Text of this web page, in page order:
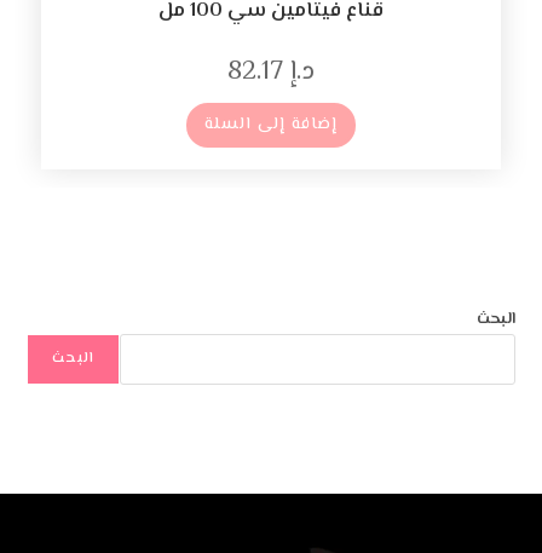
قناع فيتامين سي 100 مل
د.إ
إضافة إلى السلة
البحث
البحث